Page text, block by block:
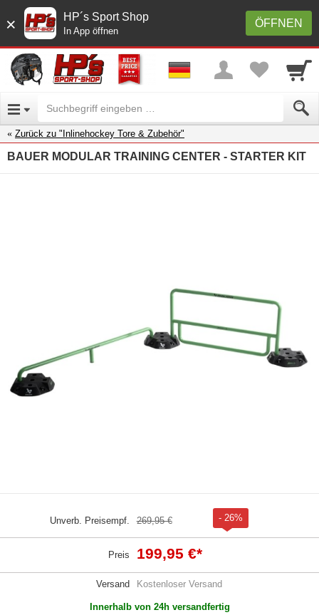
× ÖFFNEN
HP´s Sport Shop
In App öffnen
Zurück zu "Inlinehockey Tore & Zubehör"
BAUER MODULAR TRAINING CENTER - STARTER KIT
Unverb. Preisempf. 269,95 € - 26%
Preis 199,95 €*
Versand Kostenloser Versand
Innerhalb von 24h versandfertig